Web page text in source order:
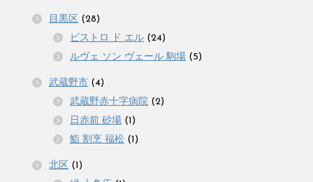
目黒区 (28)
ビストロ ド エル (24)
ルヴェ ソン ヴェール 駒場 (5)
武蔵野市 (4)
武蔵野赤十字病院 (2)
日赤前 砂場 (1)
鮨 割烹 福松 (1)
北区 (1)